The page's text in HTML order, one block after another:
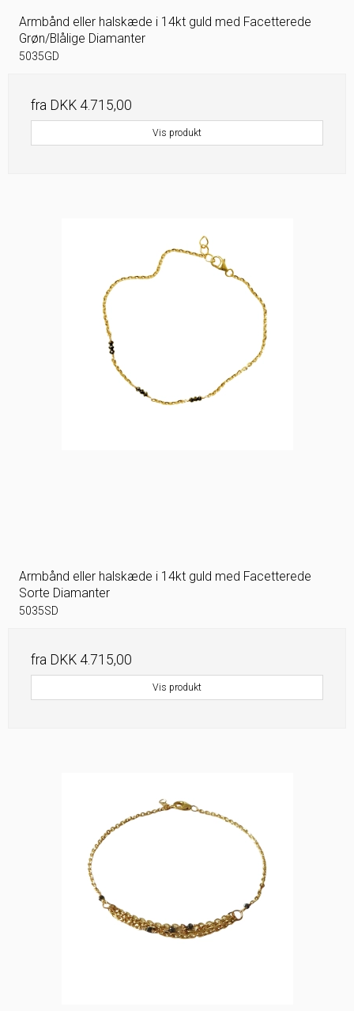
Armbånd eller halskæde i 14kt guld med Facetterede
Grøn/Blålige Diamanter
5035GD
fra DKK 4.715,00
Vis produkt
Armbånd eller halskæde i 14kt guld med Facetterede
Sorte Diamanter
5035SD
fra DKK 4.715,00
Vis produkt